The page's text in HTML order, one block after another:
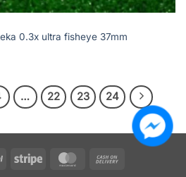
0.3x ultra fisheye 37mm
… 22 23 24
PayPal Stripe MasterCard